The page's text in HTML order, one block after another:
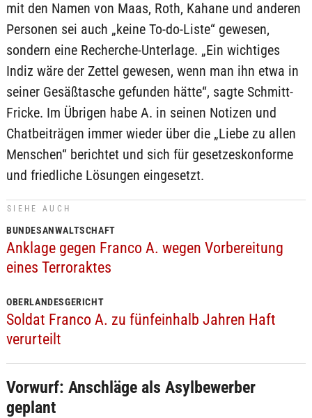
mit den Namen von Maas, Roth, Kahane und anderen
Personen sei auch „keine To-do-Liste“ gewesen,
sondern eine Recherche-Unterlage. „Ein wichtiges
Indiz wäre der Zettel gewesen, wenn man ihn etwa in
seiner Gesäßtasche gefunden hätte“, sagte Schmitt-
Fricke. Im Übrigen habe A. in seinen Notizen und
Chatbeiträgen immer wieder über die „Liebe zu allen
Menschen“ berichtet und sich für gesetzeskonforme
und friedliche Lösungen eingesetzt.
SIEHE AUCH
BUNDESANWALTSCHAFT
Anklage gegen Franco A. wegen Vorbereitung
eines Terroraktes
OBERLANDESGERICHT
Soldat Franco A. zu fünfeinhalb Jahren Haft
verurteilt
Vorwurf: Anschläge als Asylbewerber
geplant